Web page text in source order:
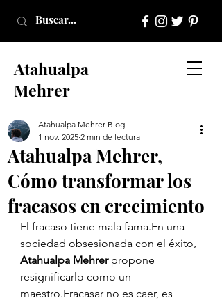
Atahualpa
Mehrer
Atahualpa Mehrer,
Cómo transformar los
fracasos en crecimiento
Atahualpa Mehrer Blog
1 nov. 2025 2 min de lectura
El fracaso tiene mala fama.En una
sociedad obsesionada con el éxito,
Atahualpa Mehrer propone
resignificarlo como un
maestro.Fracasar no es caer, es